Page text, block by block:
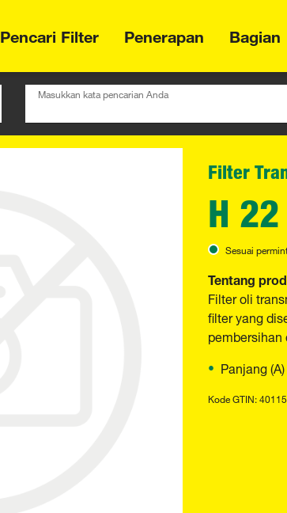
Pencari Filter Penerapan Bagian
Masukkan kata pencarian Anda
Filter
H
Sesuai
Tentang
Filter oli
filter yang
Panjang
Kode GTIN: